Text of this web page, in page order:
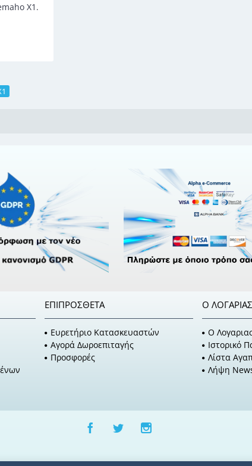
X1.
ΕΠΙΠΡΌΣΘΕΤΑ
Ευρετήριο Κατασκευαστών
Αγορά Δωροεπιταγής
Προσφορές
Ο
O
Ιστορικό
Λίστα
Λήψη